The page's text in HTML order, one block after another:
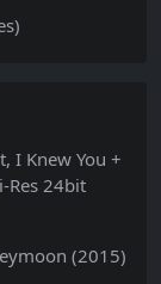
I Knew You +
Res 24bit
(2015)